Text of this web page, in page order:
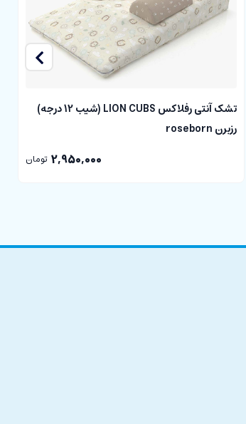
تشک آنتی رفلاکس LION CUBS (شیب 12 درجه)
رزبرن roseborn
2,950,000 تومان